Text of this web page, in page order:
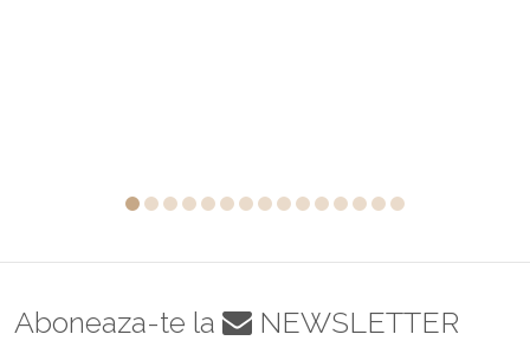
Aboneaza-te la NEWSLETTER